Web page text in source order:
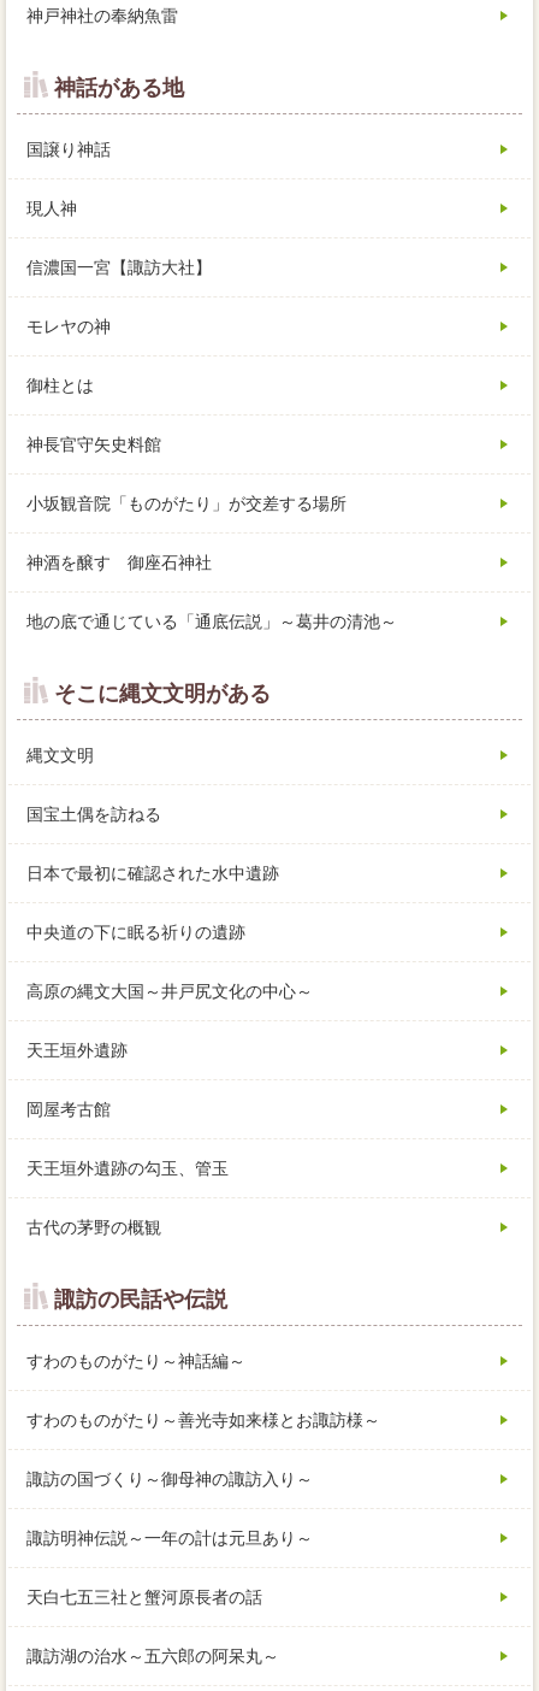
神戸神社の奉納魚雷
神話がある地
国譲り神話
現人神
信濃国一宮【諏訪大社】
モレヤの神
御柱とは
神長官守矢史料館
小坂観音院「ものがたり」が交差する場所
神酒を醸す 御座石神社
地の底で通じている「通底伝説」～葛井の清池～
そこに縄文文明がある
縄文文明
国宝土偶を訪ねる
日本で最初に確認された水中遺跡
中央道の下に眠る祈りの遺跡
高原の縄文大国～井戸尻文化の中心～
天王垣外遺跡
岡屋考古館
天王垣外遺跡の勾玉、管玉
古代の茅野の概観
諏訪の民話や伝説
すわのものがたり～神話編～
すわのものがたり～善光寺如来様とお諏訪様～
諏訪の国づくり～御母神の諏訪入り～
諏訪明神伝説～一年の計は元旦あり～
天白七五三社と蟹河原長者の話
諏訪湖の治水～五六郎の阿呆丸～